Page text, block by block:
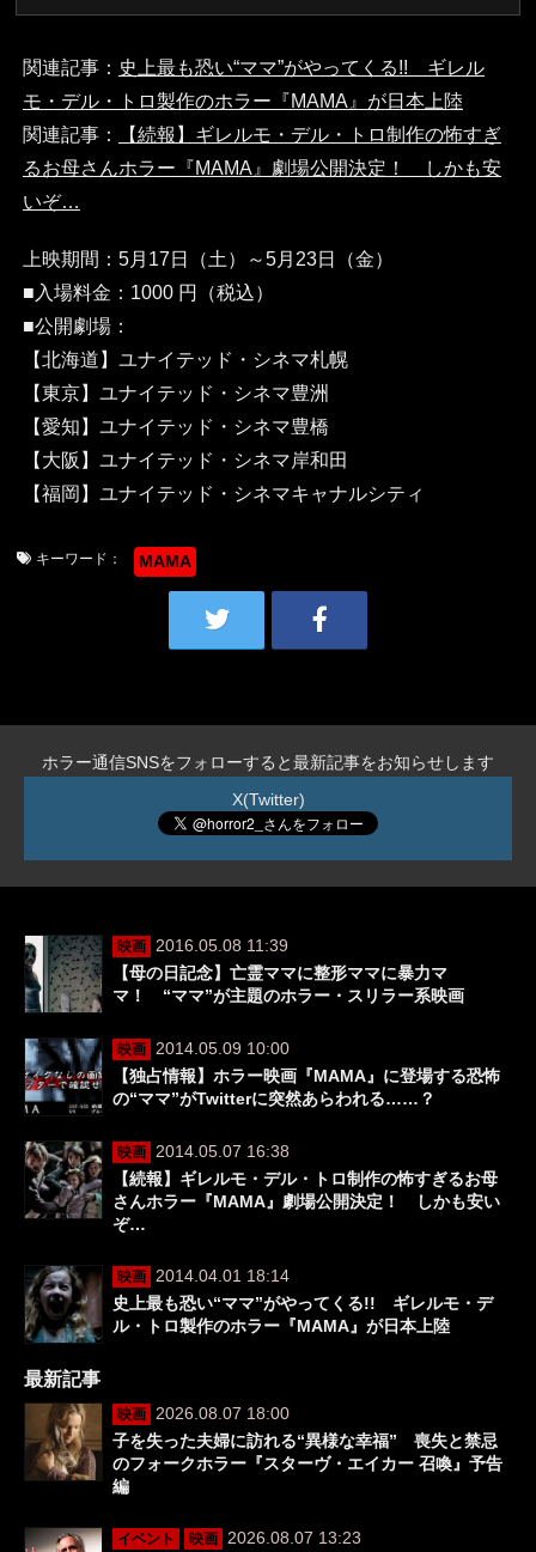
関連記事： 史上最も恐い“ママ”がやってくる!! ギレル
モ・デル・トロ製作のホラー『MAMA』が日本上陸
関連記事：
【続報】ギレルモ・デル・トロ制作の怖すぎ
るお母さんホラー『MAMA』劇場公開決定！ しかも安
いぞ…
上映期間：5月17日（土）～5月23日（金）
■入場料金：1000 円（税込）
■公開劇場：
【北海道】ユナイテッド・シネマ札幌
【東京】ユナイテッド・シネマ豊洲
【愛知】ユナイテッド・シネマ豊橋
【大阪】ユナイテッド・シネマ岸和田
【福岡】ユナイテッド・シネマキャナルシティ
キーワード： MAMA
ホラー通信SNSをフォローすると最新記事をお知らせします
X(Twitter)
映画
2016.05.08 11:39
【母の日記念】亡霊ママに整形ママに暴力マ
マ！ “ママ”が主題のホラー・スリラー系映画
映画
2014.05.09 10:00
【独占情報】ホラー映画『MAMA』に登場する恐怖
の“ママ”がTwitterに突然あらわれる……？
映画
2014.05.07 16:38
【続報】ギレルモ・デル・トロ制作の怖すぎるお母
さんホラー『MAMA』劇場公開決定！ しかも安い
ぞ…
映画
2014.04.01 18:14
史上最も恐い“ママ”がやってくる!! ギレルモ・デ
ル・トロ製作のホラー『MAMA』が日本上陸
最新記事
映画
2026.08.07 18:00
子を失った夫婦に訪れる“異様な幸福” 喪失と禁忌
のフォークホラー『スターヴ・エイカー 召喚』予告
編
イベント 映画 2026.08.07 13:23